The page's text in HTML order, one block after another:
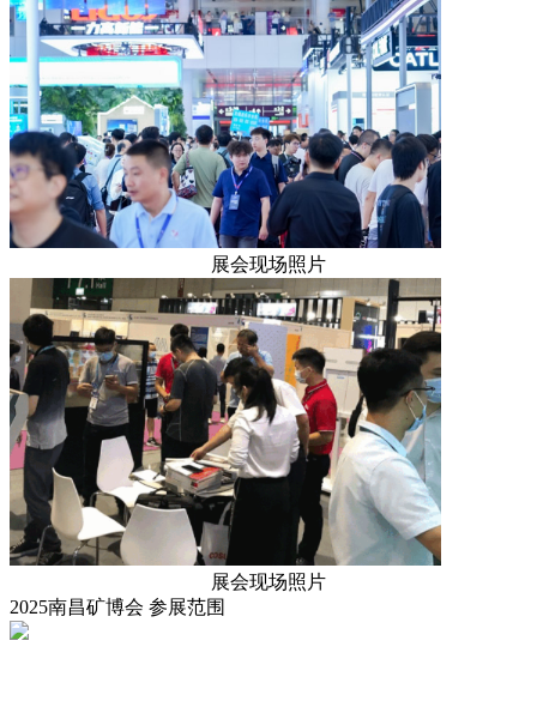
展会现场照片
展会现场照片
2025南昌矿博会 参展范围